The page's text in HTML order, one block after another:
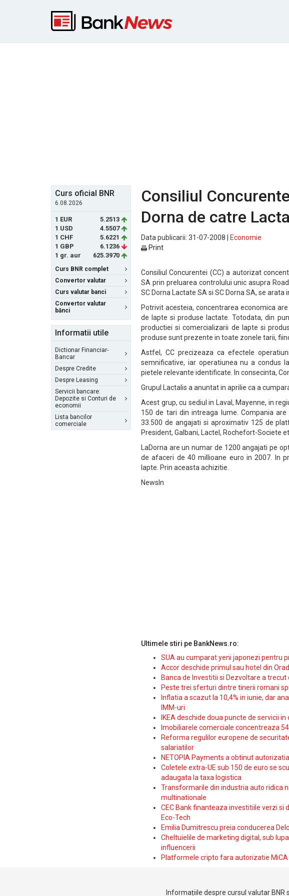
Curs oficial BNR
6.08.2026
1 EUR
5.2513
1 USD
4.5507
1 CHF
5.6221
1 GBP
6.1236
1 gr. aur
625.3970
Curs BNR complet
Convertor valutar
Curs valutar banci
Convertor valutar
bănci
Informatii utile
Dictionar Financiar-
Bancar
Despre Credite
Despre Leasing
Servicii bancare:
Depozite si Conturi de
economii
Lista bancilor
comerciale
Consiliul
Dorna de catre
Data publicarii: 31-07-2008 |
Economie
Print
Consiliul Concurentei (CC) a autorizat
SA prin preluarea controlului unic asupra
SC Dorna Lactate SA si SC Dorna SA, se
Potrivit acesteia, concentrarea economica
de lapte si produse lactate. Totodata, din
productiei si comercializarii de lapte si
produse sunt prezente in toate zonele tarii,
Astfel, CC precizeaza ca efectele
semnificative, iar operatiunea nu a condus
pietele relevante identificate. In consecinta,
Grupul Lactalis a anuntat in aprilie ca a
Acest grup, cu sediul in Laval, Mayenne, in
150 de tari din intreaga lume. Compania
33.500 de angajati si aproximativ 125 de
President, Galbani, Lactel, Rochefort-Societe
LaDorna are un numar de 1200 angajati pe
de afaceri de 40 millioane euro in 2007. In
lapte. Prin aceasta achizitie.
NewsIn
Ultimele stiri pe BankNews.ro:
SUA au cumparat yeni japonezi pentru
Accor deschide primul sau hotel din
Banca de Investitii si Dezvoltare a
Peste trei sferturi dintre tinerii romani
Inflatia a scazut la 10,4% in iunie, dar
IMM-uri
IKEA deschide doua puncte de servicii
Imobiliarele comerciale concentreaza
Reforma regulilor europene de
salariatilor
NETOPIA Payments a obtinut
Coletele extra-UE sub 150 de euro se
adaugata la taxa logistica
Transformarile din industria auto ridica
multinationale
CEC Bank finanteaza investitiile verzi si
Eco-Tech
Emilia Dumitrescu preia conducerea
Cheltuielile de marketing digital, sub
influencerii
Platformele cripto fara autorizatie
Informațiile despre cursul valutar BNR